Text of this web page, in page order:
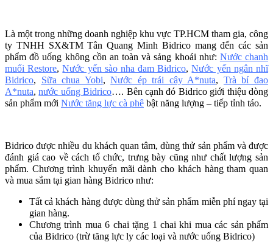
Là một trong những doanh nghiệp khu vực TP.HCM tham gia, công
ty TNHH SX&TM Tân Quang Minh Bidrico mang đến các sản
phẩm đồ uống không cồn an toàn và sảng khoái như: Nước chanh
muối Restore,Nước yến sào nha đam Bidrico,Nước yến ngân nhĩ
Bidrico, Sữa chua Yobi,Nước ép trái cây A*nuta, Trà bí đao
A*nuta,nước uống Bidrico…. Bên cạnh đó Bidrico giới thiệu dòng
sản phẩm mới Nước tăng lực cà phê bật năng lượng – tiếp tỉnh táo.
Bidrico được nhiều du khách quan tâm, dùng thử sản phẩm và được
đánh giá cao về cách tổ chức, trưng bày cũng như chất lượng sản
phẩm. Chương trình khuyến mãi dành cho khách hàng tham quan
và mua sắm tại gian hàng Bidrico như:
Tất cả khách hàng được dùng thử sản phẩm miễn phí ngay tại
gian hàng.
Chương trình mua 6 chai tặng 1 chai khi mua các sản phẩm
của Bidrico (trừ tăng lực ly các loại và nước uống Bidrico)